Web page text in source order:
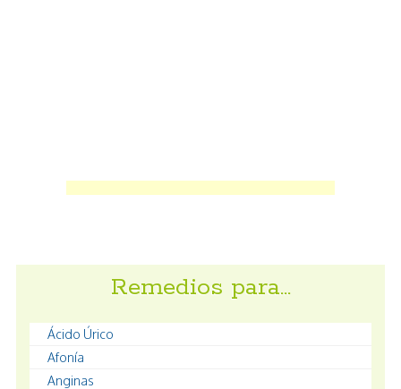
Remedios para…
Ácido Úrico
Afonía
Anginas